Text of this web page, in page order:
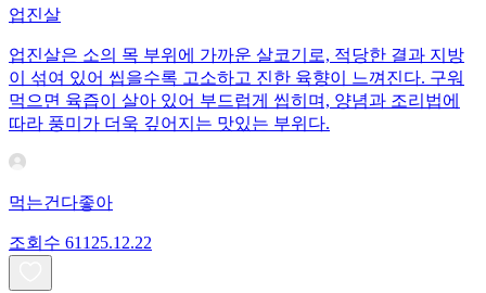
업진살
업진살은 소의 목 부위에 가까운 살코기로, 적당한 결과 지방
이 섞여 있어 씹을수록 고소하고 진한 육향이 느껴진다. 구워
먹으면 육즙이 살아 있어 부드럽게 씹히며, 양념과 조리법에
따라 풍미가 더욱 깊어지는 맛있는 부위다.
먹는건다좋아
조회수 611 25.12.22